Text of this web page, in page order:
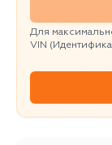
Для
VIN